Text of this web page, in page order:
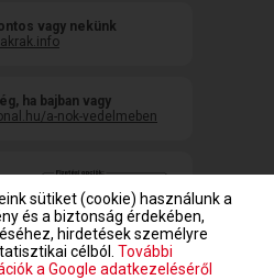
vagy nekünk
ha bajban vagy
a-nok-vedelmeben
sütiket (cookie) használunk a
és a biztonság érdekében,
hirdetések személyre
célból. További
a Google adatkezeléséről